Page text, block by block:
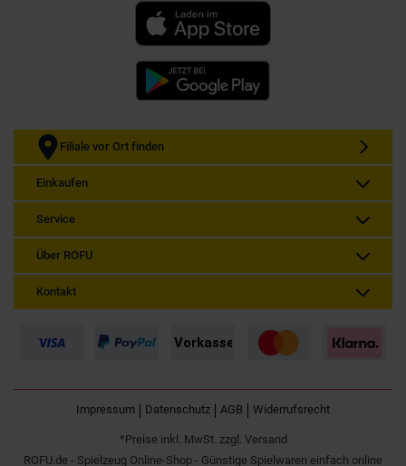
Filiale vor Ort finden
Einkaufen
Service
Über ROFU
Kontakt
Impressum Datenschutz AGB Widerrufsrecht
*Preise inkl. MwSt. zzgl. Versand
ROFU.de - Spielzeug Online-Shop - Günstige Spielwaren einfach online